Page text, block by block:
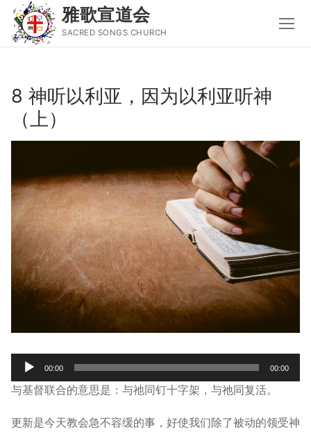
content
雅歌宣道会
SACRED SONGS CHURCH
Search
for:
主日讲道
圣经导读新唱
属灵书籍
聚会信息
宣教事工
关于我们
8 神听以利亚，因为以利亚听神
（上）
Audio
Player
00:00 00:00
与基督联合的意思是：与祂同钉十字架，与祂同复活。
更新是今天教会急不容缓的事，好使我们除了被动的领受神